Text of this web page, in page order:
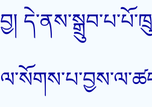
བྱ།